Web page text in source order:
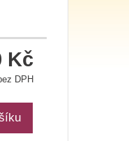
Kč
DPH